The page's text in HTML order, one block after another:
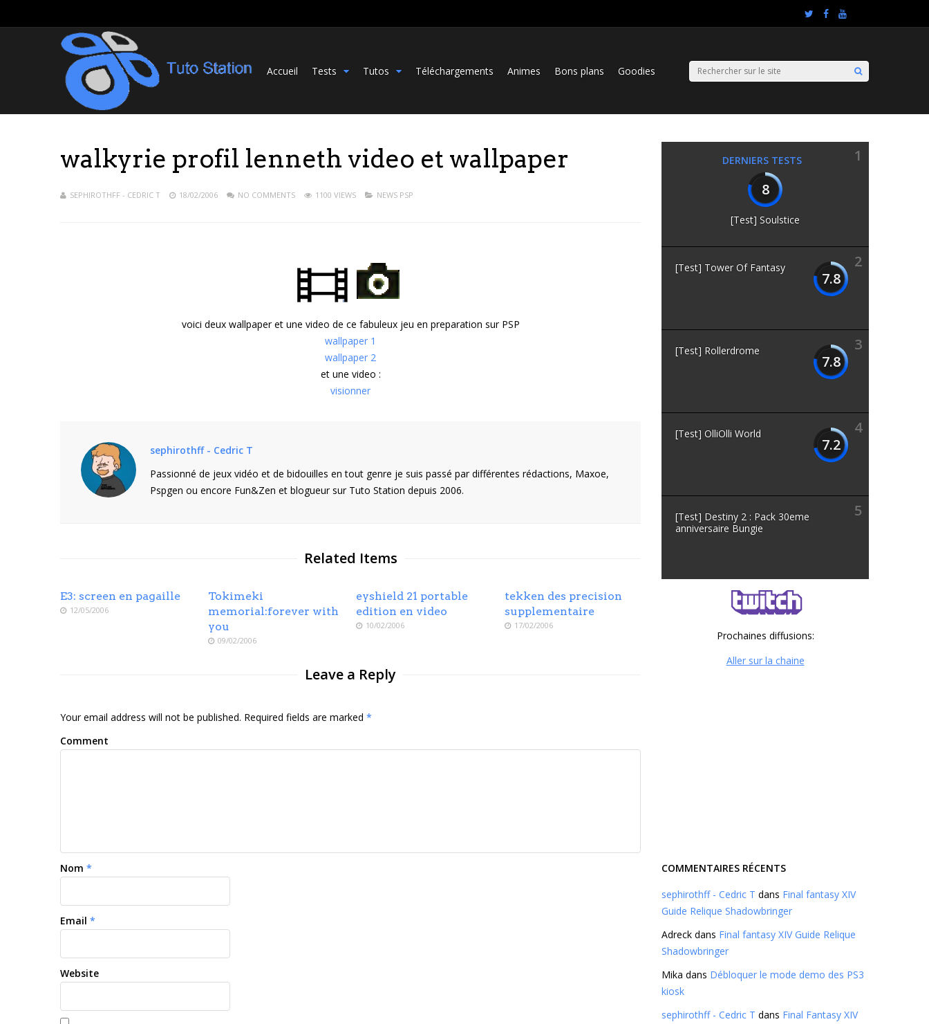
Accueil Tests Tutos Téléchargements Animes Bons plans Goodies
walkyrie profil lenneth video et wallpaper
SEPHIROTHFF - CEDRIC T 18/02/2006 NO COMMENTS 1100 VIEWS NEWS PSP
voici deux wallpaper et une video de ce fabuleux jeu en preparation sur PSP
wallpaper 1
wallpaper 2
et une video :
visionner
sephirothff - Cedric T
Passionné de jeux vidéo et de bidouilles en tout genre je suis passé par différentes rédactions, Maxoe,
Pspgen ou encore Fun&Zen et blogueur sur Tuto Station depuis 2006.
Related Items
E3: screen en pagaille
12/05/2006
Tokimeki
memorial:forever with
you
09/02/2006
eyshield 21 portable
edition en video
10/02/2006
tekken des precision
supplementaire
17/02/2006
Leave a Reply
Your email address will not be published. Required fields are marked *
Comment
Nom *
Email *
Website
DERNIERS TESTS
1
8
[Test] Soulstice
2
7.8
[Test] Tower Of Fantasy
3
7.8
[Test] Rollerdrome
4
7.2
[Test] OlliOlli World
5
[Test] Destiny 2 : Pack 30eme
anniversaire Bungie
Prochaines diffusions:
Aller sur la chaine
COMMENTAIRES RÉCENTS
sephirothff - Cedric T dans Final fantasy XIV
Guide Relique Shadowbringer
Adreck dans Final fantasy XIV Guide Relique
Shadowbringer
Mika dans Débloquer le mode demo des PS3
kiosk
sephirothff - Cedric T dans Final Fantasy XIV